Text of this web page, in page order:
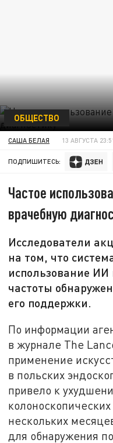
ОБЩЕСТВО
САША БЕЛАЯ 13 АВГУСТА
ПОДПИШИТЕСЬ:
Частое
врачебную
Исследователи
на том, что
использование
частоты
его поддержки.
По информации
в журнале The
применение
в польских
привело к
нескольких
для обнаружения